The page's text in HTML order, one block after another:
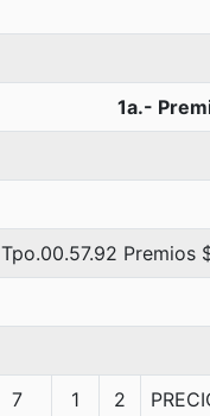
1a.-
Tpo.00.57.92 Premios
7 1 2